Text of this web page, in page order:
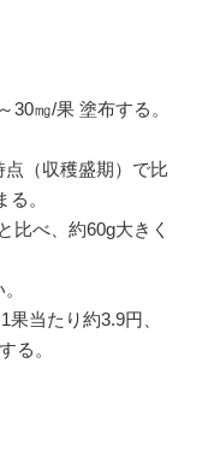
～30㎎/果 塗布する。
（収穫盛期）で比
る。
と比べ、約60g大きく
1果当たり約3.9円、
る。